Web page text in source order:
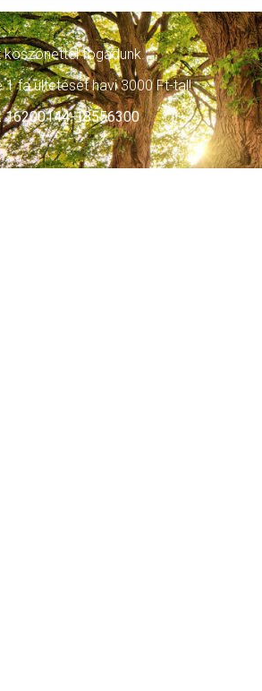
köszönettel fogadunk.
fa ültetését havi 3000 Ft-tal!
16200144-18556300